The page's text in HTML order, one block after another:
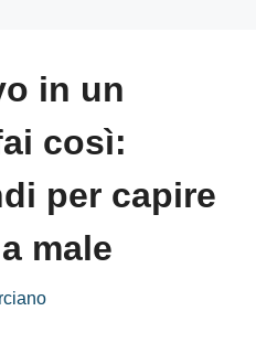
in un
così:
per capire
male